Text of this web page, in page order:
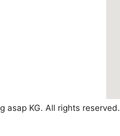
asap KG. All rights reserved.